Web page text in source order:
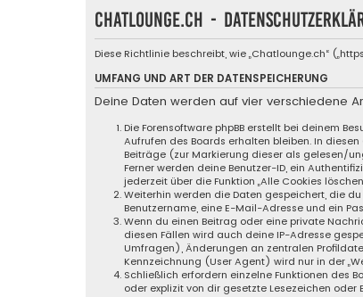
Chatlounge.ch -
Diese Richtlinie beschreibt, wie „Chatlounge.ch“
UMFANG UND ART DER DATENSPEICHERUNG
Deine Daten werden auf vier verschiedene
Die Forensoftware phpBB erstellt bei deinem
Aufrufen des Boards erhalten bleiben. In
Beiträge (zur Markierung dieser als gelesen/
Ferner werden deine Benutzer-ID, ein
jederzeit über die Funktion „Alle Cookies
Weiterhin werden die Daten gespeichert, die
Benutzername, eine E-Mail-Adresse und ein
Wenn du einen Beitrag oder eine private
diesen Fällen wird auch deine IP-Adresse
Umfragen), Änderungen an zentralen
Kennzeichnung (User Agent) wird nur in der
Schließlich erfordern einzelne Funktionen des
oder explizit von dir gesetzte Lesezeichen